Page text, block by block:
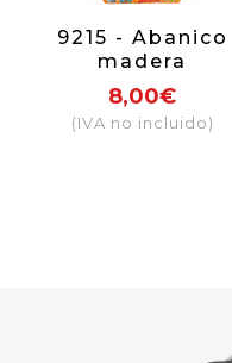
9215 - Abanico
madera
sublimación
Barcelona
(surtido colores)
8,00€
(IVA no incluido)